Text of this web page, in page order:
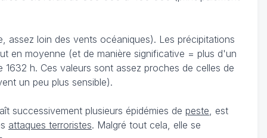
assez loin des vents océaniques). Les précipitations
en moyenne (et de manière significative = plus d'un
h. Ces valeurs sont assez proches de celles de
un peu plus sensible).
successivement plusieurs épidémies de peste , est
attaques terroristes. Malgré tout cela, elle se